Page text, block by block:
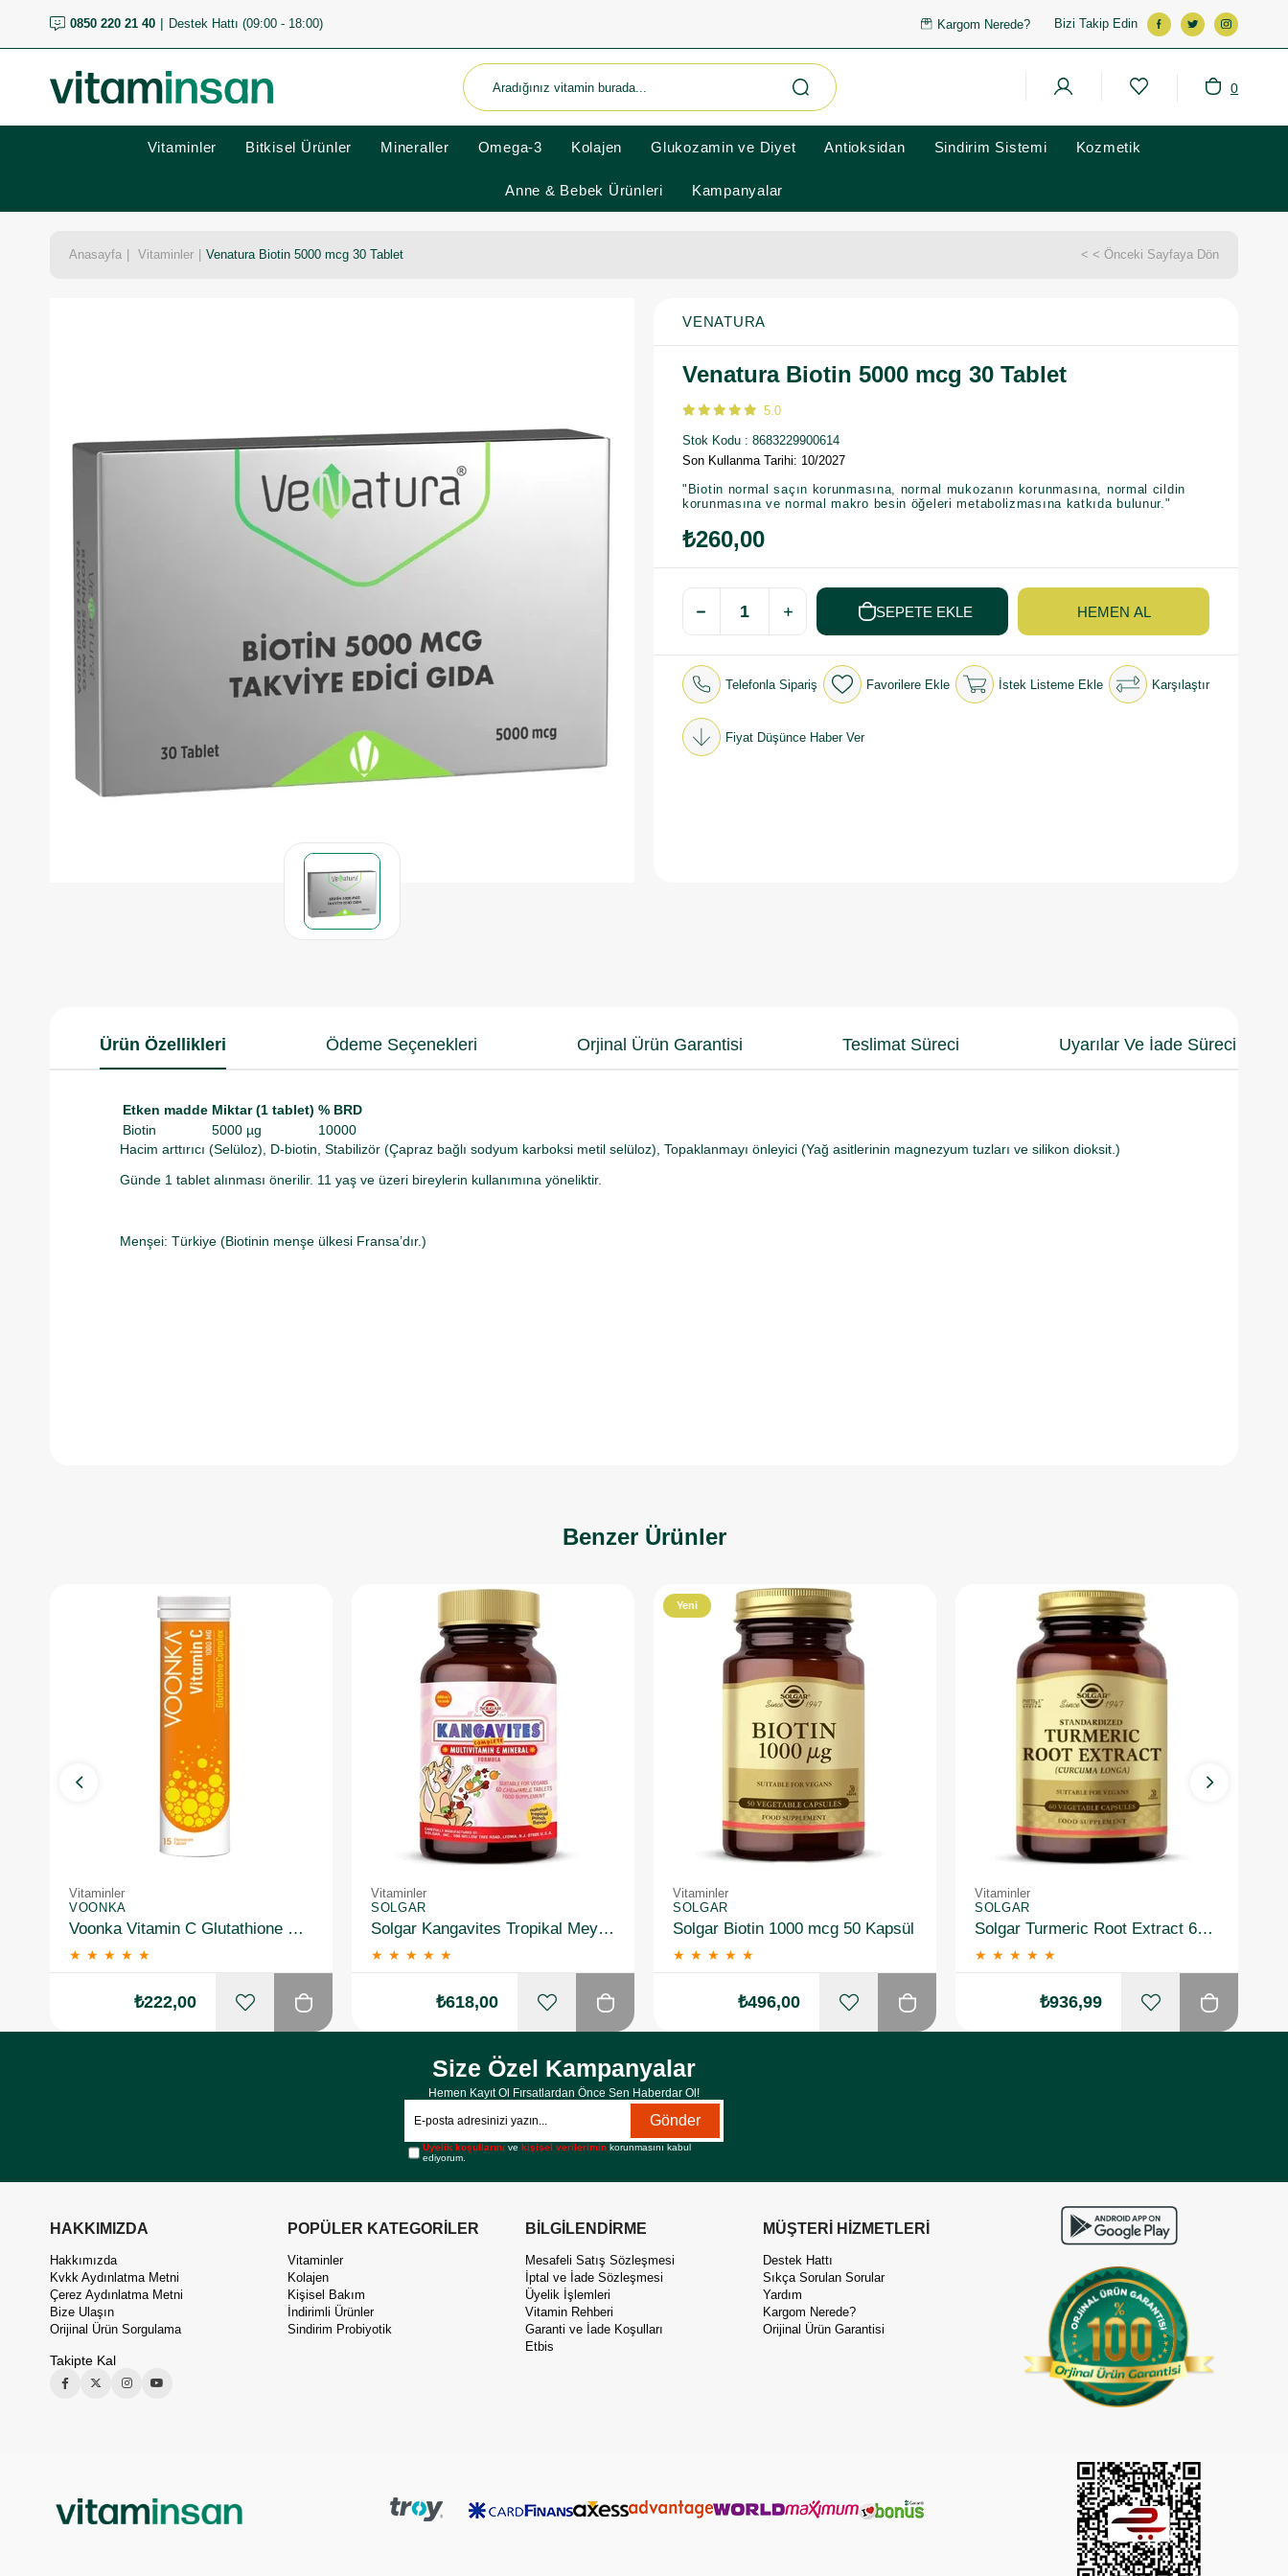
0850 220 21 40 Destek Hattı (09:00 - 18:00) Kargom Nerede? Bizi Takip Edin
0
Vitaminler Bitkisel Ürünler Mineraller Omega-3 Kolajen Glukozamin ve Diyet Antioksidan Sindirim Sistemi Kozmetik
Anne & Bebek Ürünleri Kampanyalar
Anasayfa Vitaminler Venatura Biotin 5000 mcg 30 Tablet < < Önceki Sayfaya Dön
VENATURA
Venatura Biotin 5000 mcg 30 Tablet
5.0
Stok Kodu
8683229900614
Son Kullanma Tarihi: 10/2027
"Biotin normal saçın korunmasına, normal mukozanın korunmasına, normal cildin
korunmasına ve normal makro besin öğeleri metabolizmasına katkıda bulunur."
₺260,00
Telefonla Sipariş Favorilere Ekle İstek Listeme Ekle Karşılaştır
Fiyat Düşünce Haber Ver
Ürün Özellikleri Ödeme Seçenekleri Orjinal Ürün Garantisi Teslimat Süreci Uyarılar Ve İade Süreci
Etken madde Miktar (1 tablet) % BRD
Biotin
5000 µg
10000
Hacim arttırıcı (Selüloz), D-biotin, Stabilizör (Çapraz bağlı sodyum karboksi metil selüloz), Topaklanmayı önleyici (Yağ asitlerinin magnezyum tuzları ve silikon dioksit.)
Günde 1 tablet alınması önerilir. 11 yaş ve üzeri bireylerin kullanımına yöneliktir.
Menşei: Türkiye (Biotinin menşe ülkesi Fransa’dır.)
Benzer Ürünler
Vitaminler
VOONKA
Voonka Vitamin C Glutathione Complex Efervesan 15 Tablet
★ ★ ★ ★ ★
₺222,00
Vitaminler
SOLGAR
Solgar Kangavites Tropikal Meyve Aromalı 60 Tablet
★ ★ ★ ★ ★
₺618,00
Vitaminler
SOLGAR
Solgar Biotin 1000 mcg 50 Kapsül
★ ★ ★ ★ ★
Yeni
₺496,00
Vitaminler
SOLGAR
Solgar Turmeric Root Extract 60 Kapsül
★ ★ ★ ★ ★
₺936,99
Size Özel Kampanyalar
Hemen Kayıt Ol Fırsatlardan Önce Sen Haberdar Ol!
Gönder
Üyelik koşullarını vekişisel verilerimin korunmasını kabul
ediyorum.
HAKKIMIZDA
Hakkımızda
Kvkk Aydınlatma Metni
Çerez Aydınlatma Metni
Bize Ulaşın
Orijinal Ürün Sorgulama
Takipte Kal
POPÜLER KATEGORİLER
Vitaminler
Kolajen
Kişisel Bakım
İndirimli Ürünler
Sindirim Probiyotik
BİLGİLENDİRME
Mesafeli Satış Sözleşmesi
İptal ve İade Sözleşmesi
Üyelik İşlemleri
Vitamin Rehberi
Garanti ve İade Koşulları
Etbis
MÜŞTERİ HİZMETLERİ
Destek Hattı
Sıkça Sorulan Sorular
Yardım
Kargom Nerede?
Orijinal Ürün Garantisi